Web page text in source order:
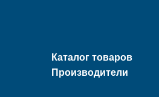
Каталог товаров
Производители